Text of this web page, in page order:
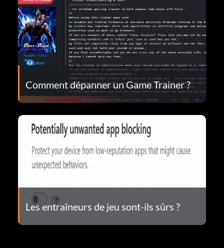
Comment dépanner un Game Trainer ?
Les entraîneurs de jeu sont-ils sûrs ?